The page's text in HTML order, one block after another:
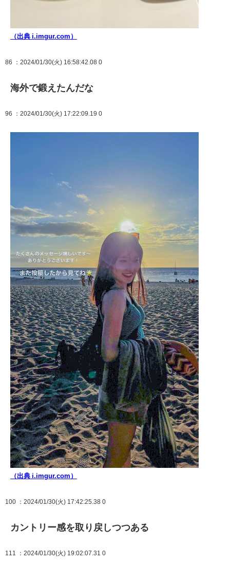
（出典 i.imgur.com）
86 ：2024/01/30(火) 16:58:42.08 0
海外で鍛えたんだな
96 ：2024/01/30(火) 17:22:09.19 0
（出典 i.imgur.com）
100 ：2024/01/30(火) 17:42:25.38 0
カントリー感を取り戻しつつある
111 ：2024/01/30(火) 19:02:07.31 0